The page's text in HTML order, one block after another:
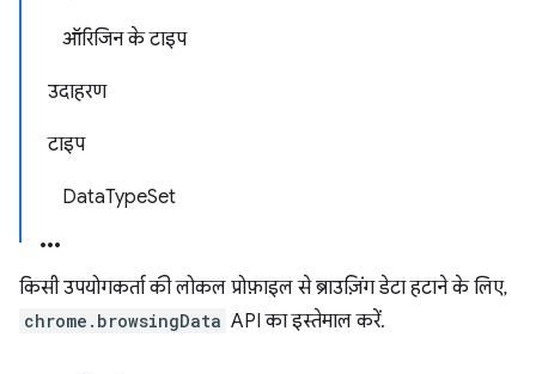
ऑरिजिन के टाइप
उदाहरण
टाइप
DataTypeSet
किसी उपयोगकर्ता की लोकल प्रोफ़ाइल से ब्राउज़िंग डेटा हटाने के लिए,
chrome.browsingData API का इस्तेमाल करें.